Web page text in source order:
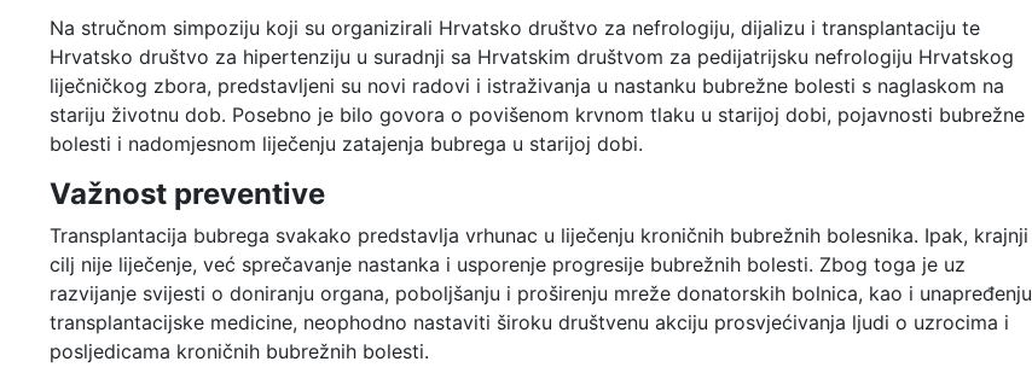
Na stručnom simpoziju koji su organizirali Hrvatsko društvo za nefrologiju, dijalizu i transplantaciju te
Hrvatsko društvo za hipertenziju u suradnji sa Hrvatskim društvom za pedijatrijsku nefrologiju Hrvatskog
liječničkog zbora, predstavljeni su novi radovi i istraživanja u nastanku bubrežne bolesti s naglaskom na
stariju životnu dob. Posebno je bilo govora o povišenom krvnom tlaku u starijoj dobi, pojavnosti bubrežne
bolesti i nadomjesnom liječenju zatajenja bubrega u starijoj dobi.
Važnost preventive
Transplantacija bubrega svakako predstavlja vrhunac u liječenju kroničnih bubrežnih bolesnika. Ipak, krajnji
cilj nije liječenje, već sprečavanje nastanka i usporenje progresije bubrežnih bolesti. Zbog toga je uz
razvijanje svijesti o doniranju organa, poboljšanju i proširenju mreže donatorskih bolnica, kao i unapređenju
transplantacijske medicine, neophodno nastaviti široku društvenu akciju prosvjećivanja ljudi o uzrocima i
posljedicama kroničnih bubrežnih bolesti.